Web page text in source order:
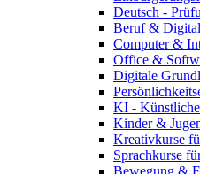
Deutsch -
Beruf &
Computer &
Office &
Digitale
KI -
Kinder &
Kreativkurse
Sprachkurse
Bewegung &